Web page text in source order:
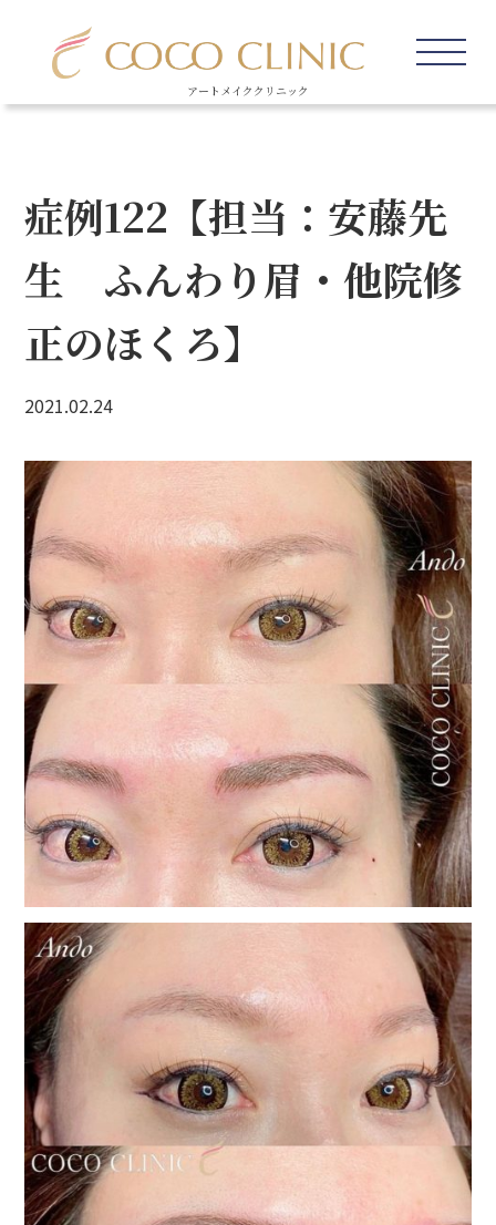
アートメイククリニック
症例122【担当：安藤先
生 ふんわり眉・他院修
正のほくろ】
2021.02.24